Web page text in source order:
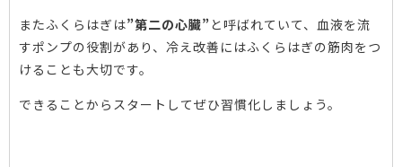
またふくらはぎは”第二の心臓”と呼ばれていて、血液を流
すポンプの役割があり、冷え改善にはふくらはぎの筋肉をつ
けることも大切です。
できることからスタートしてぜひ習慣化しましょう。